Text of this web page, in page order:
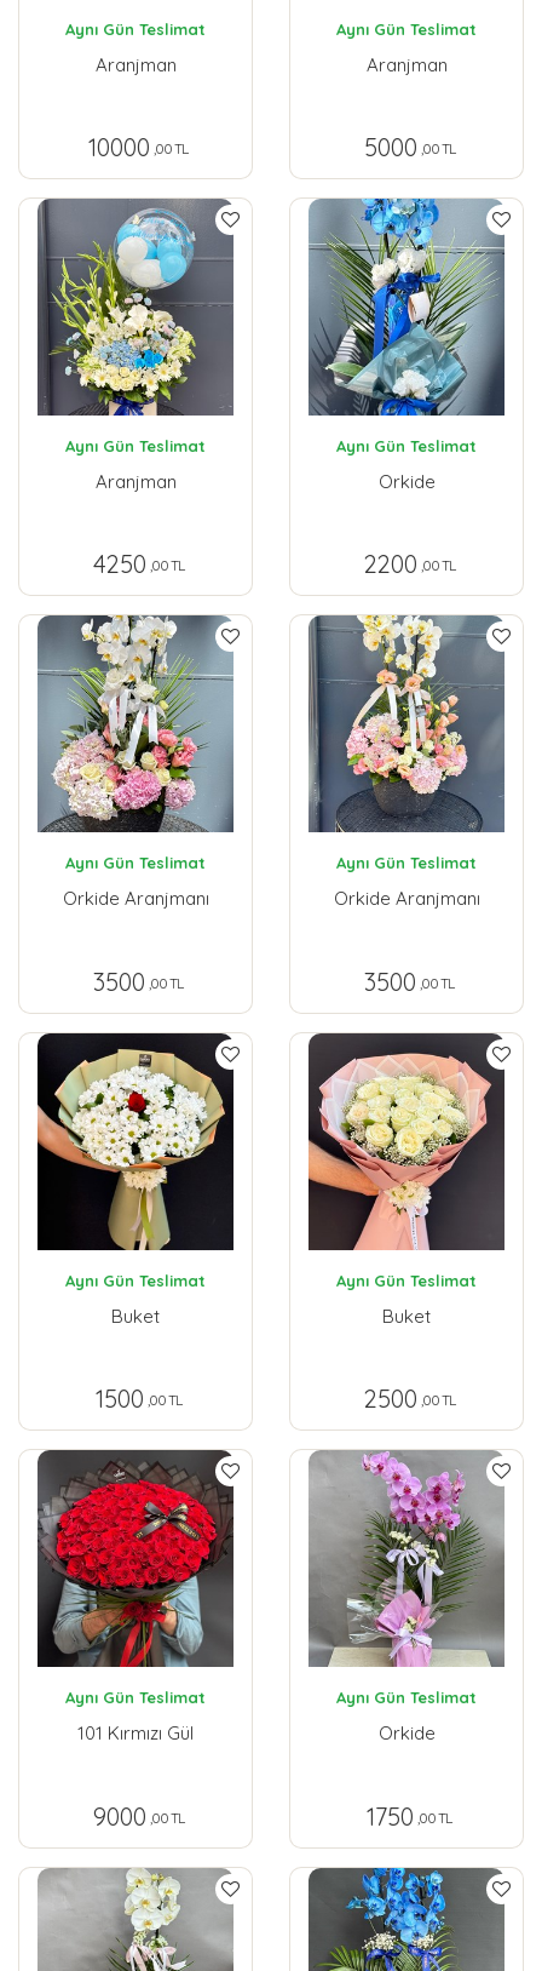
Aynı Gün Teslimat
Aranjman
10000 ,00 TL
Aynı Gün Teslimat
Aranjman
5000 ,00 TL
Aynı Gün Teslimat
Aranjman
4250 ,00 TL
Aynı Gün Teslimat
Orkide
2200 ,00 TL
Aynı Gün Teslimat
Orkide Aranjmanı
3500 ,00 TL
Aynı Gün Teslimat
Orkide Aranjmanı
3500 ,00 TL
Aynı Gün Teslimat
Buket
1500 ,00 TL
Aynı Gün Teslimat
Buket
2500 ,00 TL
Aynı Gün Teslimat
101 Kırmızı Gül
9000 ,00 TL
Aynı Gün Teslimat
Orkide
1750 ,00 TL